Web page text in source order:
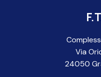
Via
24050